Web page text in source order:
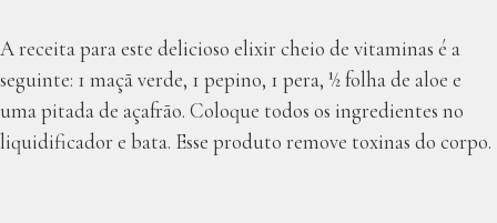
A receita para este delicioso elixir cheio de vitaminas é a
seguinte: 1 maçã verde, 1 pepino, 1 pera, ½ folha de aloe e
uma pitada de açafrão. Coloque todos os ingredientes no
liquidificador e bata. Esse produto remove toxinas do corpo.